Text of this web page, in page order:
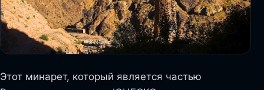
Этот минарет, который является частью